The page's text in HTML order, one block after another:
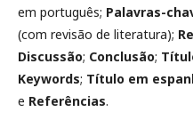
em português; Palavras-
(com revisão de literatura);
Discussão; Conclusão;
Keywords; Título em
e Referências.